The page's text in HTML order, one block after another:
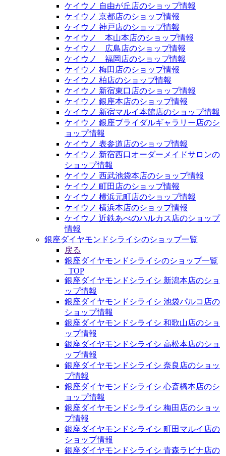
ケイウノ 自由が丘店のショップ情報
ケイウノ 京都店のショップ情報
ケイウノ 神戸店のショップ情報
ケイウノ 本山本店のショップ情報
ケイウノ 広島店のショップ情報
ケイウノ 福岡店のショップ情報
ケイウノ 梅田店のショップ情報
ケイウノ 柏店のショップ情報
ケイウノ 新宿東口店のショップ情報
ケイウノ 銀座本店のショップ情報
ケイウノ 新宿マルイ本館店のショップ情報
ケイウノ 銀座ブライダルギャラリー店のシ
ョップ情報
ケイウノ 表参道店のショップ情報
ケイウノ 新宿西口オーダーメイドサロンの
ショップ情報
ケイウノ 西武池袋本店のショップ情報
ケイウノ 町田店のショップ情報
ケイウノ 横浜元町店のショップ情報
ケイウノ 横浜本店のショップ情報
ケイウノ 近鉄あべのハルカス店のショップ
情報
銀座ダイヤモンドシライシのショップ一覧
戻る
銀座ダイヤモンドシライシのショップ一覧
_TOP
銀座ダイヤモンドシライシ 新潟本店のショ
ップ情報
銀座ダイヤモンドシライシ 池袋パルコ店の
ショップ情報
銀座ダイヤモンドシライシ 和歌山店のショ
ップ情報
銀座ダイヤモンドシライシ 高松本店のショ
ップ情報
銀座ダイヤモンドシライシ 奈良店のショッ
プ情報
銀座ダイヤモンドシライシ 心斎橋本店のシ
ョップ情報
銀座ダイヤモンドシライシ 梅田店のショッ
プ情報
銀座ダイヤモンドシライシ 町田マルイ店の
ショップ情報
銀座ダイヤモンドシライシ 青森ラビナ店の